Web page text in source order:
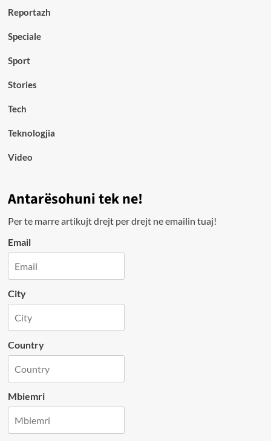
Reportazh
Speciale
Sport
Stories
Tech
Teknologjia
Video
Antarësohuni tek ne!
Per te marre artikujt drejt per drejt ne emailin tuaj!
Email
City
Country
Mbiemri